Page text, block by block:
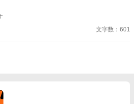
は、 バーナードが再び心惹かれる“真実の
邪魔になっているだけなのでは？ そんな心
文字数：601